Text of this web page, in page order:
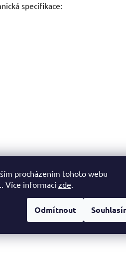
procházením tohoto webu
Více informacízde.
Odmítnout
specifikace: